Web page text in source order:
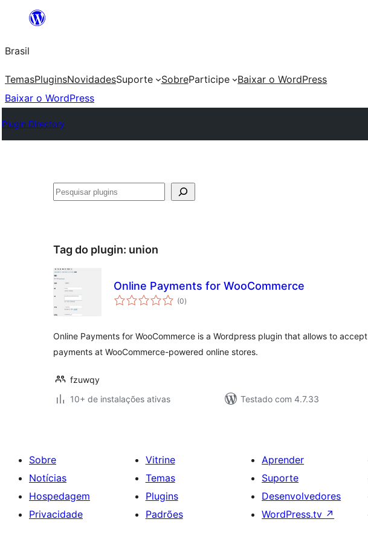
o
conteúdo
Brasil
TemasPluginsNovidadesSuporte SobreParticipe
Baixar o WordPress
Baixar o WordPress
Plugin Directory
Pesquisar
Tag do plugin: union
Online Payments for WooCommerce
(0total
de
)
Online Payments for WooCommerce is a Wordpress plugin that allows to accept
payments at WooCommerce-powered online stores.
fzuwqy
10+ de instalações ativas
Testado com 4.7.33
Sobre
Notícias
Hospedagem
Privacidade
Vitrine
Temas
Plugins
Padrões
Aprender
Suporte
Desenvolvedores
WordPress.tv ↗